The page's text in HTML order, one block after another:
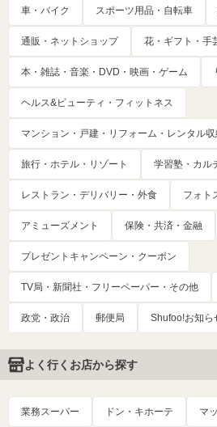
車・バイク スポーツ用品・自転車
通販・ネットショップ 花・ギフト・手
本・雑誌・音楽・DVD・映画・ゲーム
ヘルス&ビューティ・フィットネス
マンション・戸建・リフォーム・レンタル
旅行・ホテル・リゾート 学習塾・カル
レストラン・デリバリー・外食 フォト
アミューズメント 保険・共済・金融
プレゼントキャンペーン・クーポン
TV局・新聞社・フリーペーパー・その他
政党・政治 郵便局 Shufoo!お知ら
よく行くお店から探す
業務スーパー ドン・キホーテ マ